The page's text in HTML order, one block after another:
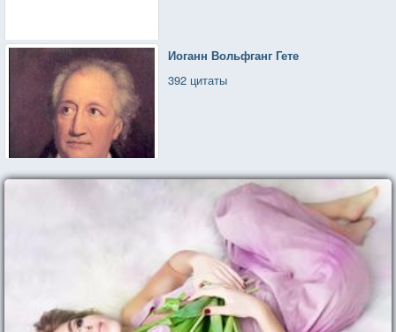
Иоганн Вольфганг Гете
392 цитаты